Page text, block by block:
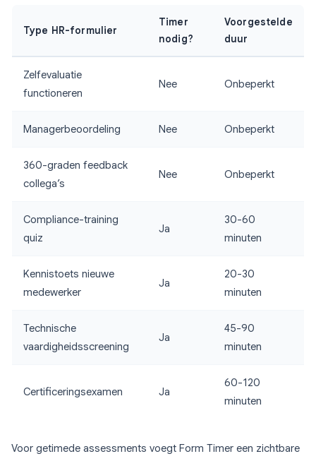
Type HR-formulier
Timer
nodig?
Voorgestelde
duur
Zelfevaluatie
functioneren
Nee Onbeperkt
Managerbeoordeling Nee Onbeperkt
360-graden feedback
collega’s
Nee Onbeperkt
Compliance-training
quiz
Ja
30-60
minuten
Kennistoets nieuwe
medewerker
Ja
20-30
minuten
Technische
vaardigheidsscreening
Ja
45-90
minuten
Certificeringsexamen Ja
60-120
minuten
Voor getimede assessments voegt Form Timer een zichtbare